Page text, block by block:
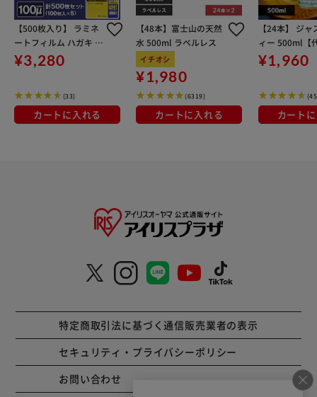
【500枚入り】 ラミネ
ートフィルム ハガキ 1
00μm 100枚×5 LZ-HA
¥3,280
(33)
カートに入れる
【48本】富士山の天然
水 500ml ラベルレス
イチオシ
¥1,980
(6319)
カートに入れる
【24本】 ジ
ィー 500ml【
可】
¥1,960
カート
特定商取引法に基づく通信販売業者の表示
セキュリティ・プライバシーポリシー
お問い合わせ